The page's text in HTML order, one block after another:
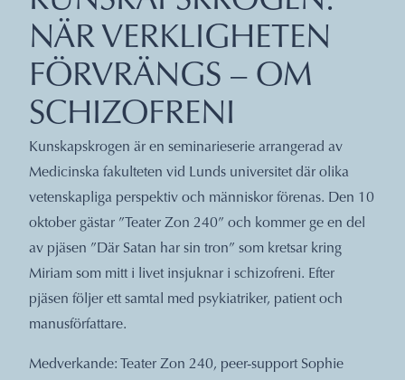
NÄR VERKLIGHETEN
FÖRVRÄNGS – OM
SCHIZOFRENI
Kunskapskrogen är en seminarieserie arrangerad av
Medicinska fakulteten vid Lunds universitet där olika
vetenskapliga perspektiv och människor förenas. Den 10
oktober gästar ”Teater Zon 240” och kommer ge en del
av pjäsen ”Där Satan har sin tron” som kretsar kring
Miriam som mitt i livet insjuknar i schizofreni. Efter
pjäsen följer ett samtal med psykiatriker, patient och
manusförfattare.
Medverkande: Teater Zon 240, peer-support Sophie